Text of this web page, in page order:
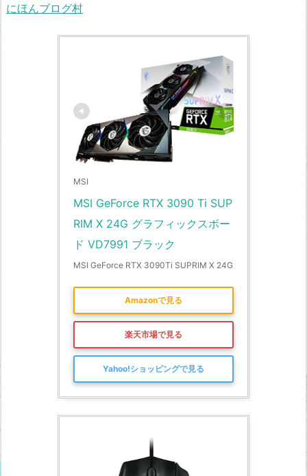
にほんブログ村
MSI
MSI GeForce RTX 3090 Ti SUP
RIM X 24G グラフィックスボー
ド VD7991 ブラック
MSI GeForce RTX 3090Ti SUPRIM X 24G
Amazonで見る
楽天市場で見る
Yahoo!ショッピングで見る